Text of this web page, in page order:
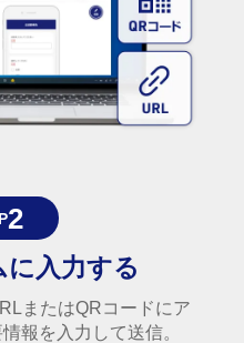
2
に入力する
またはQRコードにア
報を入力して送信。